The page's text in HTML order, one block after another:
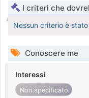
I criteri che
Nessun criterio è
Conoscere me
Interessi
Non specificato